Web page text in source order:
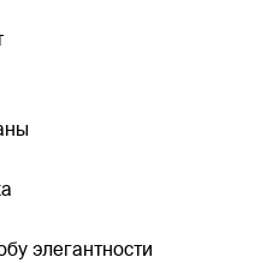
элегантности